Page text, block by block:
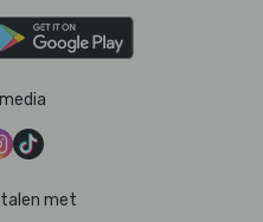
met